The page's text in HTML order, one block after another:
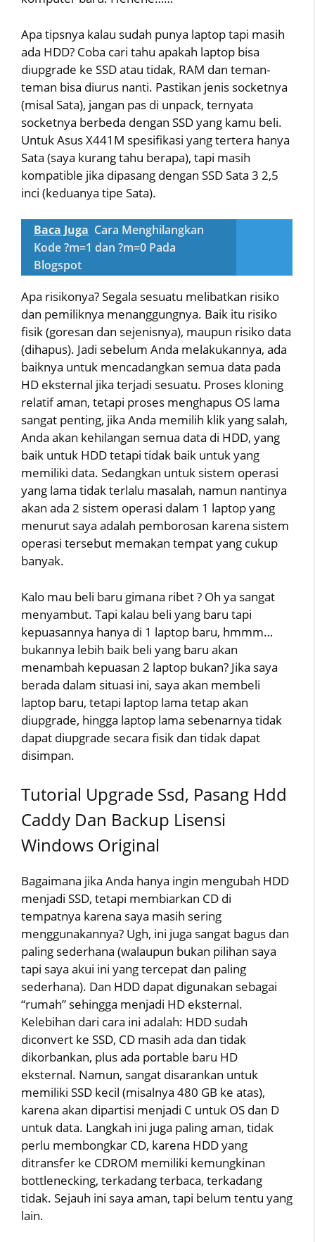
Apa tipsnya kalau sudah punya laptop tapi masih
ada HDD? Coba cari tahu apakah laptop bisa
diupgrade ke SSD atau tidak, RAM dan teman-
teman bisa diurus nanti. Pastikan jenis socketnya
(misal Sata), jangan pas di unpack, ternyata
socketnya berbeda dengan SSD yang kamu beli.
Untuk Asus X441M spesifikasi yang tertera hanya
Sata (saya kurang tahu berapa), tapi masih
kompatible jika dipasang dengan SSD Sata 3 2,5
inci (keduanya tipe Sata).
Baca Juga Cara Menghilangkan
Kode ?m=1 dan ?m=0 Pada
Blogspot
Apa risikonya? Segala sesuatu melibatkan risiko
dan pemiliknya menanggungnya. Baik itu risiko
fisik (goresan dan sejenisnya), maupun risiko data
(dihapus). Jadi sebelum Anda melakukannya, ada
baiknya untuk mencadangkan semua data pada
HD eksternal jika terjadi sesuatu. Proses kloning
relatif aman, tetapi proses menghapus OS lama
sangat penting, jika Anda memilih klik yang salah,
Anda akan kehilangan semua data di HDD, yang
baik untuk HDD tetapi tidak baik untuk yang
memiliki data. Sedangkan untuk sistem operasi
yang lama tidak terlalu masalah, namun nantinya
akan ada 2 sistem operasi dalam 1 laptop yang
menurut saya adalah pemborosan karena sistem
operasi tersebut memakan tempat yang cukup
banyak.
Kalo mau beli baru gimana ribet ? Oh ya sangat
menyambut. Tapi kalau beli yang baru tapi
kepuasannya hanya di 1 laptop baru, hmmm…
bukannya lebih baik beli yang baru akan
menambah kepuasan 2 laptop bukan? Jika saya
berada dalam situasi ini, saya akan membeli
laptop baru, tetapi laptop lama tetap akan
diupgrade, hingga laptop lama sebenarnya tidak
dapat diupgrade secara fisik dan tidak dapat
disimpan.
Tutorial Upgrade Ssd, Pasang Hdd
Caddy Dan Backup Lisensi
Windows Original
Bagaimana jika Anda hanya ingin mengubah HDD
menjadi SSD, tetapi membiarkan CD di
tempatnya karena saya masih sering
menggunakannya? Ugh, ini juga sangat bagus dan
paling sederhana (walaupun bukan pilihan saya
tapi saya akui ini yang tercepat dan paling
sederhana). Dan HDD dapat digunakan sebagai
“rumah” sehingga menjadi HD eksternal.
Kelebihan dari cara ini adalah: HDD sudah
diconvert ke SSD, CD masih ada dan tidak
dikorbankan, plus ada portable baru HD
eksternal. Namun, sangat disarankan untuk
memiliki SSD kecil (misalnya 480 GB ke atas),
karena akan dipartisi menjadi C untuk OS dan D
untuk data. Langkah ini juga paling aman, tidak
perlu membongkar CD, karena HDD yang
ditransfer ke CDROM memiliki kemungkinan
bottlenecking, terkadang terbaca, terkadang
tidak. Sejauh ini saya aman, tapi belum tentu yang
lain.